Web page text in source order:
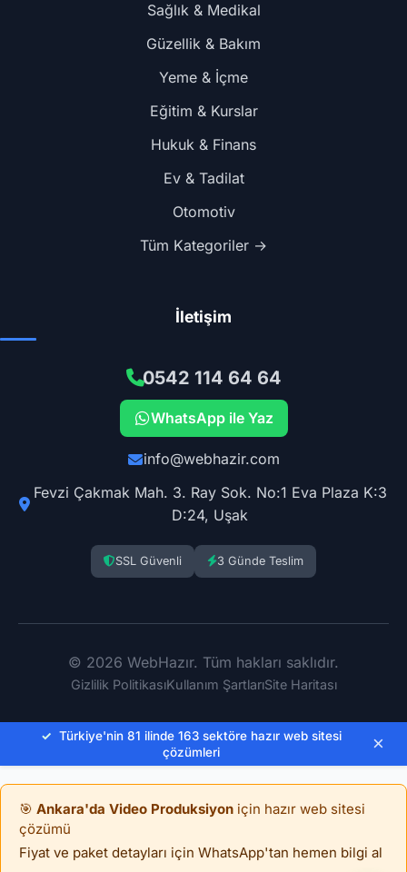
Sağlık & Medikal
Güzellik & Bakım
Yeme & İçme
Eğitim & Kurslar
Hukuk & Finans
Ev & Tadilat
Otomotiv
Tüm Kategoriler →
İletişim
0542 114 64 64
WhatsApp ile Yaz
info@webhazir.com
Fevzi Çakmak Mah. 3. Ray Sok. No:1 Eva Plaza K:3
D:24, Uşak
SSL Güvenli 3 Günde Teslim
© 2026 WebHazır. Tüm hakları saklıdır.
Gizlilik PolitikasıKullanım ŞartlarıSite Haritası
✓ Türkiye'nin 81 ilinde 163 sektöre hazır web sitesi
çözümleri
×
🎯 Ankara'da Video Produksiyon için hazır web sitesi
çözümü
Fiyat ve paket detayları için WhatsApp'tan hemen bilgi al